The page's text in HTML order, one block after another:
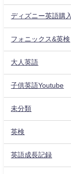
ディズニー英語購
フォニックス&英検
大人英語
子供英語Youtube
未分類
英検
英語成長記録